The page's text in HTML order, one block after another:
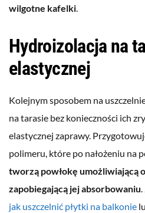
wilgotne kafelki.
Hydroizolacja na
elastycznej
Kolejnym sposobem na
na tarasie bez konieczności ich
elastycznej zaprawy.
polimeru, które po nałożeniu na
tworzą powłokę umożliwiającą
zapobiegającą jej absorbowaniu.
jak uszczelnić płytki na balkonie